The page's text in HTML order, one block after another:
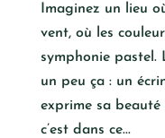
​Imaginez un lieu
vent, où les
symphonie pastel.
un peu ça : un
exprime sa
c’est dans ce...